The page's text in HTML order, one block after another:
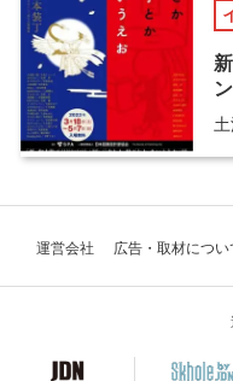
コラム
運営会社 広告・取材につい